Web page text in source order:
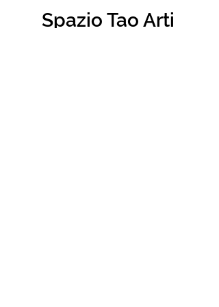
Spazio Tao Arti